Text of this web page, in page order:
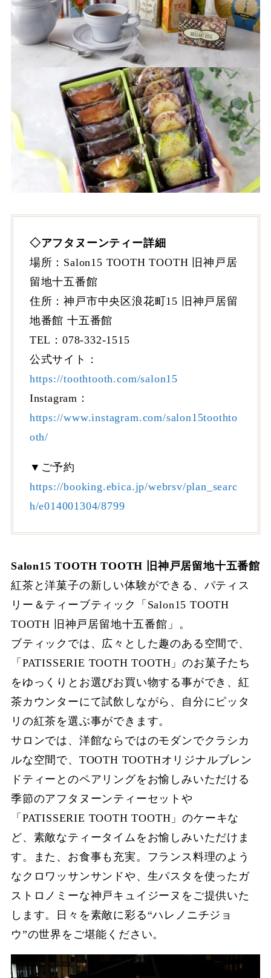
◇アフタヌーンティー詳細
場所：Salon15 TOOTH TOOTH 旧神戸居
留地十五番館
住所：神戸市中央区浪花町15 旧神戸居留
地番館 十五番館
TEL：078-332-1515
公式サイト：
https://toothtooth.com/salon15
Instagram：
https://www.instagram.com/salon15toothto
oth/
▼ご予約
https://booking.ebica.jp/webrsv/plan_searc
h/e014001304/8799
Salon15 TOOTH TOOTH 旧神戸居留地十五番館
紅茶と洋菓子の新しい体験ができる、パティス
リー＆ティーブティック「Salon15 TOOTH
TOOTH 旧神戸居留地十五番館」。
ブティックでは、広々とした趣のある空間で、
「PATISSERIE TOOTH TOOTH」のお菓子たち
をゆっくりとお選びお買い物する事ができ、紅
茶カウンターにて試飲しながら、自分にピッタ
リの紅茶を選ぶ事ができます。
サロンでは、洋館ならではのモダンでクラシカ
ルな空間で、TOOTH TOOTHオリジナルブレン
ドティーとのペアリングをお愉しみいただける
季節のアフタヌーンティーセットや
「PATISSERIE TOOTH TOOTH」のケーキな
ど、素敵なティータイムをお愉しみいただけま
す。また、お食事も充実。フランス料理のよう
なクロワッサンサンドや、生パスタを使ったガ
ストロノミーな神戸キュイジーヌをご提供いた
します。日々を素敵に彩る“ハレノニチジョ
ウ”の世界をご堪能ください。